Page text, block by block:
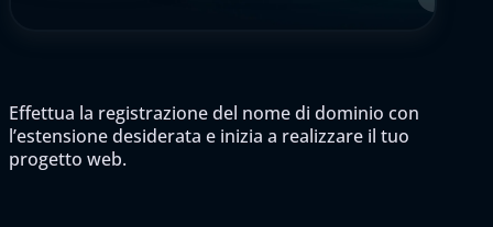
Effettua la registrazione del nome di dominio con
l’estensione desiderata e inizia a realizzare il tuo
progetto web.